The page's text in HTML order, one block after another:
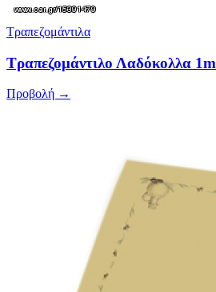
Τραπεζομάντιλα
Τραπεζομάντιλο Λαδόκολλα 1m
Προβολή →